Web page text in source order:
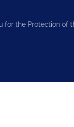
for the Protection of